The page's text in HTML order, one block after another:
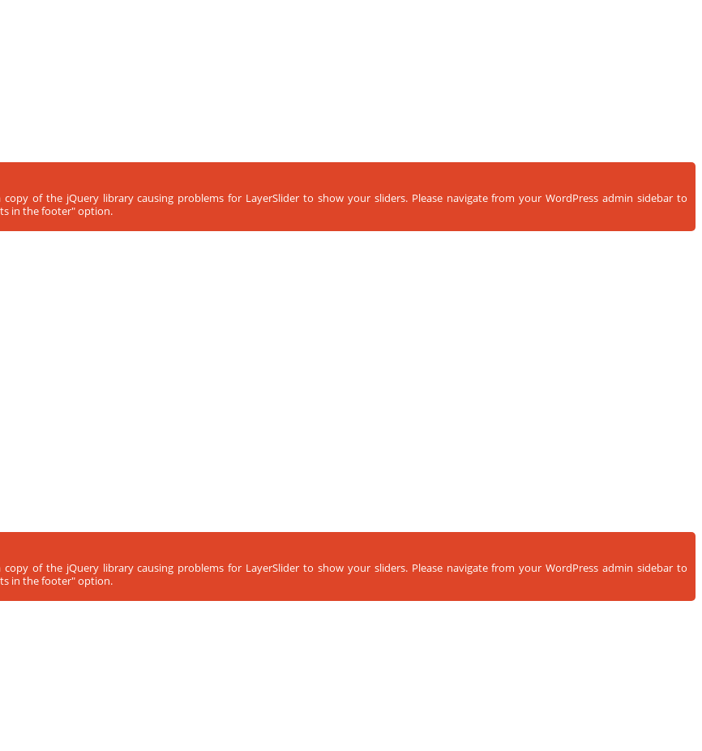
of the jQuery library causing problems for LayerSlider to show your sliders. Please navigate from your WordPress admin sidebar to
in the footer" option.
of the jQuery library causing problems for LayerSlider to show your sliders. Please navigate from your WordPress admin sidebar to
in the footer" option.